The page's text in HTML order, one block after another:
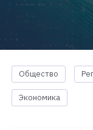
Общество
Экономика